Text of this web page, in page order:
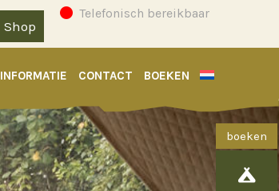
Shop
Telefonisch bereikbaar
INFORMATIE CONTACT BOEKEN
